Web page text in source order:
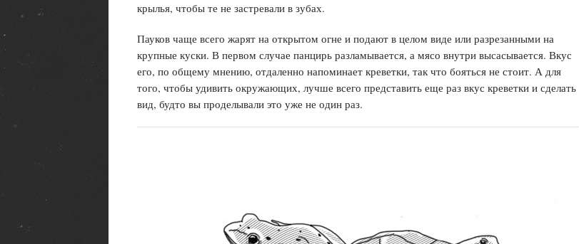
крылья, чтобы те не застревали в зубах.
Пауков чаще всего жарят на открытом огне и подают в целом виде или разрезанными на
крупные куски. В первом случае панцирь разламывается, а мясо внутри высасывается. Вкус
его, по общему мнению, отдаленно напоминает креветки, так что бояться не стоит. А для
того, чтобы удивить окружающих, лучше всего представить еще раз вкус креветки и сделать
вид, будто вы проделывали это уже не один раз.